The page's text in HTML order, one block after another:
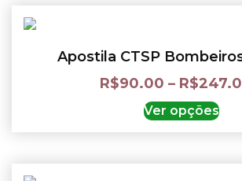
Apostila CTSP
R$90.00 – R$
Ver opções